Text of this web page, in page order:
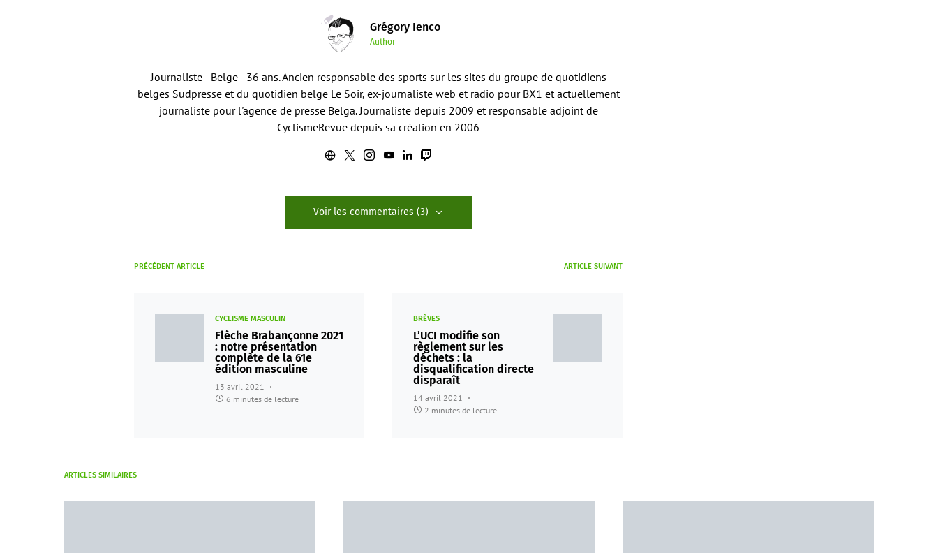
Grégory Ienco
Author
Journaliste - Belge - 36 ans. Ancien responsable des sports sur les sites du groupe de quotidiens
belges Sudpresse et du quotidien belge Le Soir, ex-journaliste web et radio pour BX1 et actuellement
journaliste pour l'agence de presse Belga. Journaliste depuis 2009 et responsable adjoint de
CyclismeRevue depuis sa création en 2006
Voir les commentaires (3)
PRÉCÉDENT ARTICLE
CYCLISME MASCULIN
Flèche Brabançonne 2021
: notre présentation
complète de la 61e
édition masculine
13 avril 2021
6 minutes de lecture
ARTICLE SUIVANT
BRÈVES
L’UCI modifie son
règlement sur les
déchets : la
disqualification directe
disparaît
14 avril 2021
2 minutes de lecture
ARTICLES SIMILAIRES